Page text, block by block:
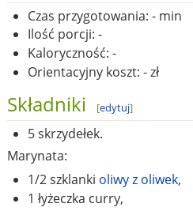
Czas przygotowania: - min
Ilość porcji: -
Kaloryczność: -
Orientacyjny koszt: - zł
Składniki [edytuj]
5 skrzydełek.
Marynata:
1/2 szklanki oliwy z oliwek,
1 łyżeczka curry,